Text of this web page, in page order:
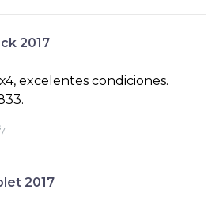
2017
excelentes condiciones.
2017